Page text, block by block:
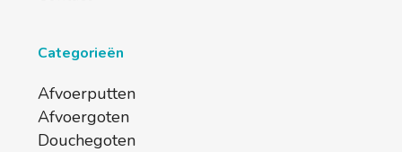
Categorieën
Afvoerputten
Afvoergoten
Douchegoten